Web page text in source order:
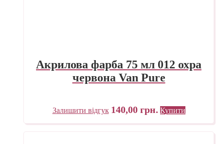
Акрилова фарба 75 мл 012 охра
червона Van Pure
Залишити відгук 140,00 грн. Купити